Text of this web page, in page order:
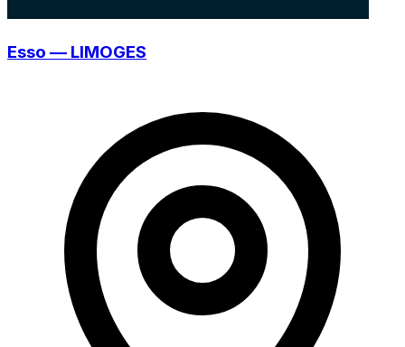
Esso — LIMOGES